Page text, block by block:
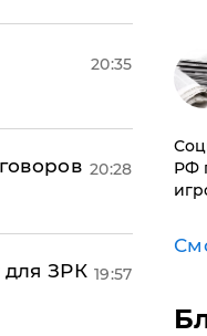
20:35
20:28
для ЗРК 19:57
РФ